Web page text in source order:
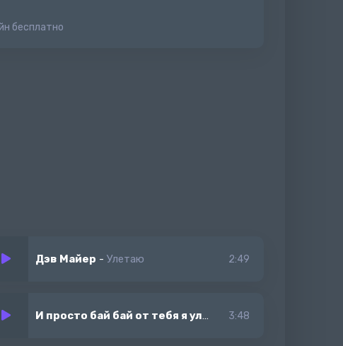
бесплатно
Дэв Майер -Улетаю 2:49
И просто бай бай от тебя я улетаю знай знай 3:48